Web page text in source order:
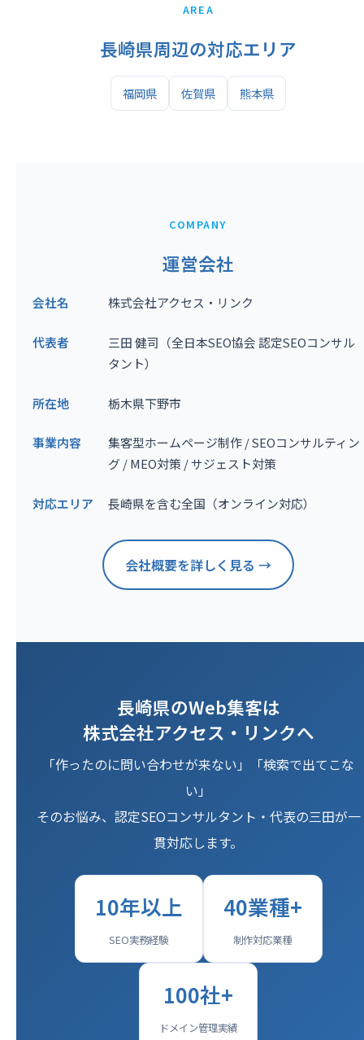
AREA
長崎県周辺の対応エリア
福岡県 佐賀県 熊本県
COMPANY
運営会社
会社名 株式会社アクセス・リンク
代表者
三田 健司（全日本SEO協会 認定SEOコンサル
タント）
所在地 栃木県下野市
事業内容
集客型ホームページ制作 / SEOコンサルティン
グ / MEO対策 / サジェスト対策
対応エリア 長崎県を含む全国（オンライン対応）
会社概要を詳しく見る →
長崎県のWeb集客は
株式会社アクセス・リンクへ
「作ったのに問い合わせが来ない」「検索で出てこな
い」
そのお悩み、認定SEOコンサルタント・代表の三田が一
貫対応します。
10年以上
SEO実務経験
40業種+
制作対応業種
100社+
ドメイン管理実績